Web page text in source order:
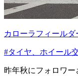
カローラフィールダ
#タイヤ、ホイール
昨年秋にフォロワ